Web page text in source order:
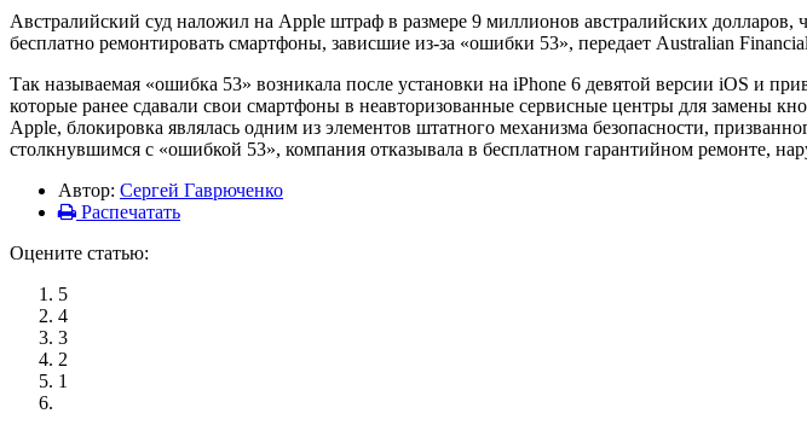
Австралийский суд наложил на Apple штраф в размере 9 миллионов австралийских
бесплатно ремонтировать смартфоны, зависшие из-за «ошибки 53», передает Australian
Так называемая «ошибка 53» возникала после установки на iPhone 6 девятой версии iOS и
которые ранее сдавали свои смартфоны в неавторизованные сервисные центры для замены
Apple, блокировка являлась одним из элементов штатного механизма безопасности,
столкнувшимся с «ошибкой 53», компания отказывала в бесплатном гарантийном ремонте,
Автор: Сергей Гаврюченко
Распечатать
Оцените статью:
5
4
3
2
1